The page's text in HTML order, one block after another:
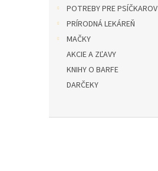
POTREBY PRE PSÍČKAROV
PRÍRODNÁ LEKÁREŇ
MAČKY
AKCIE A ZĽAVY
KNIHY O BARFE
DARČEKY